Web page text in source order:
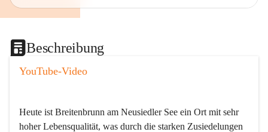
Beschreibung
YouTube-Video
Heute ist Breitenbrunn am Neusiedler See ein Ort mit sehr
hoher Lebensqualität, was durch die starken Zusiedelungen